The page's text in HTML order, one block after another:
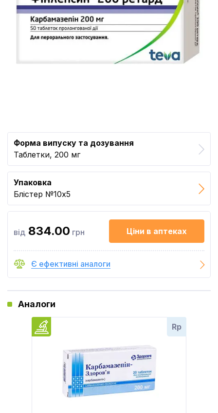
Форма випуску та дозування
Таблетки, 200 мг
Упаковка
Блістер №10x5
від 834.00 грн Ціни в аптеках
Є ефективні аналоги
Аналоги
Rp